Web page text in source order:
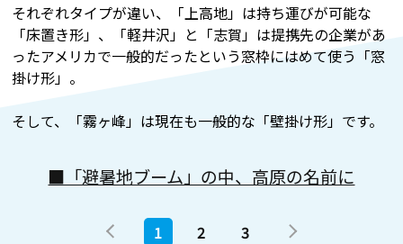
それぞれタイプが違い、「上高地」は持ち運びが可能な
「床置き形」、「軽井沢」と「志賀」は提携先の企業があ
ったアメリカで一般的だったという窓枠にはめて使う「窓
掛け形」。
そして、「霧ヶ峰」は現在も一般的な「壁掛け形」です。
■「避暑地ブーム」の中、高原の名前に
1 2 3